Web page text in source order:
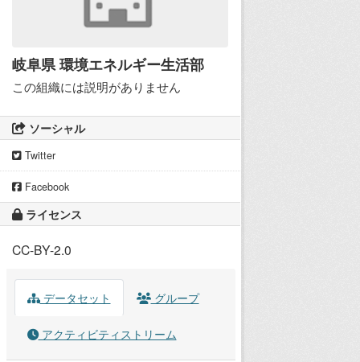
岐阜県 環境エネルギー生活部
この組織には説明がありません
ソーシャル
Twitter
Facebook
ライセンス
CC-BY-2.0
データセット グループ
アクティビティストリーム